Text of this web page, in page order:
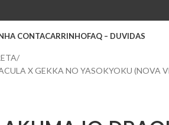
CONTACARRINHOFAQ – DUVIDAS
X GEKKA NO YASOKYOKU (NOVA